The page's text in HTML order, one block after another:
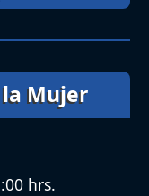
Mujer
hrs.